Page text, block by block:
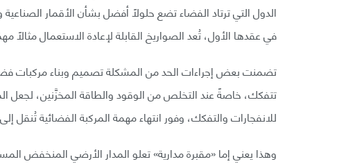
الدول التي ترتاد الفضاء تضع حلولًا أفضل بشأن الأقمار الصناعية
في عقدها الأول، تُعد الصواريخ القابلة لإعادة الاستعمال مثالًا
تضمنت بعض إجراءات الحد من المشكلة تصميم وبناء مركبات
تتفكك، خاصةً عند التخلص من الوقود والطاقة المخزَّنين، لجعل
للانفجارات والتفكك، وفور انتهاء مهمة المركبة الفضائية تُنقل إلى
وهذا يعني إما «مقبرة مدارية» تعلو المدار الأرضي المنخفض